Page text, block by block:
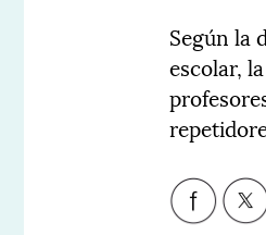
Según la
escolar,